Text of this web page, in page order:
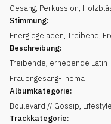
Gesang, Perkussion,
Stimmung:
Energiegeladen, Treibend,
Beschreibung:
Treibende, erhebende
Frauengesang-Thema
Albumkategorie:
Boulevard // Gossip,
Trackkategorie: